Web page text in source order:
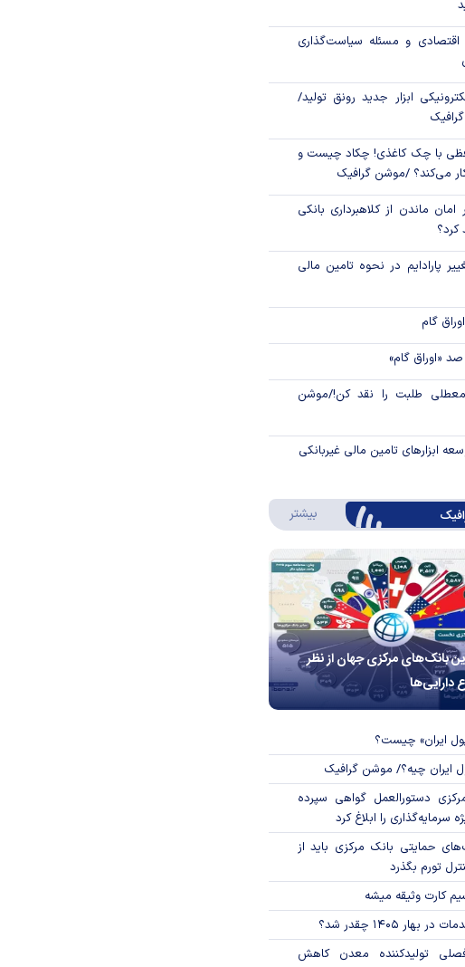
ارز اشخاص شدند؟
دستورالعمل جدید مالیاتی برای
واردات بدون انتقال ارز
اقتصادی و مسئله سیاست‌گذاری
ابزار جدید رونق تولید/
با چک کاغذی! چکاد چیست و
می‌کند؟ /موشن گرافیک
امان ماندن از کلاهبرداری بانکی
کرد؟
پارادایم در نحوه تامین مالی
گام
«اوراق گام»
طلبت را نقد کن!/موشن
ابزارهای تامین مالی غیربانکی
بیشتر درباره اینفوگرافیک
بانک‌های مرکزی جهان از نظر
دارایی‌ها
ایران» چیست؟
ایران چیه؟/ موشن گرافیک
دستورالعمل گواهی سپرده
سرمایه‌گذاری را ابلاغ کرد
حمایتی بانک مرکزی باید از
تورم بگذرد
کارت وثیقه میشه
بهار ۱۴۰۵ چقدر شد؟
تولیدکننده معدن کاهش